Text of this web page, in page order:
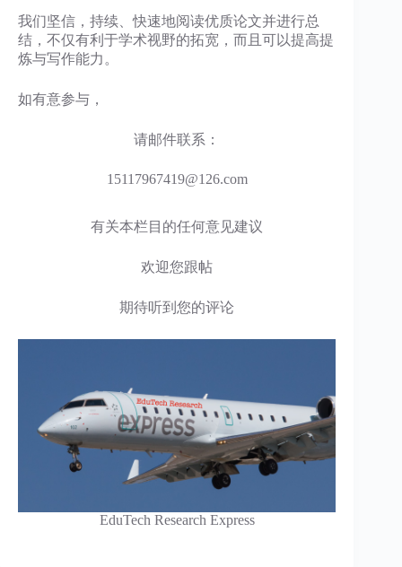
​我们坚信，持续、快速地阅读优质论文并进行总
结，不仅有利于学术视野的拓宽，而且可以提高提
炼与写作能力。
如有意参与，
请邮件联系：
15117967419@126.com
有关本栏目的任何意见建议
欢迎您跟帖
期待听到您的评论
EduTech Research Express